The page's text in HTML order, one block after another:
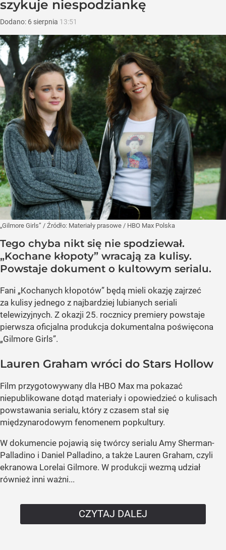
szykuje niespodziankę
Dodano: 6 sierpnia 13:51
„Gilmore Girls” / Źródło: Materiały prasowe / HBO Max Polska
Tego chyba nikt się nie spodziewał.
„Kochane kłopoty” wracają za kulisy.
Powstaje dokument o kultowym serialu.
Fani „Kochanych kłopotów” będą mieli okazję zajrzeć
za kulisy jednego z najbardziej lubianych seriali
telewizyjnych. Z okazji 25. rocznicy premiery powstaje
pierwsza oficjalna produkcja dokumentalna poświęcona
„Gilmore Girls”.
Lauren Graham wróci do Stars Hollow
Film przygotowywany dla HBO Max ma pokazać
niepublikowane dotąd materiały i opowiedzieć o kulisach
powstawania serialu, który z czasem stał się
międzynarodowym fenomenem popkultury.
W dokumencie pojawią się twórcy serialu Amy Sherman-
Palladino i Daniel Palladino, a także Lauren Graham, czyli
ekranowa Lorelai Gilmore. W produkcji wezmą udział
również inni ważni...
CZYTAJ DALEJ